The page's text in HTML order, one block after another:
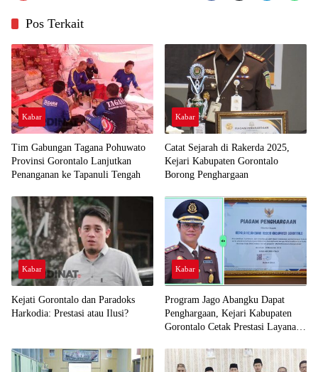
Pos Terkait
Kabar
Tim Gabungan Tagana Pohuwato
Provinsi Gorontalo Lanjutkan
Penanganan ke Tapanuli Tengah
Kabar
Catat Sejarah di Rakerda 2025,
Kejari Kabupaten Gorontalo
Borong Penghargaan
Kabar
Kejati Gorontalo dan Paradoks
Harkodia: Prestasi atau Ilusi?
Kabar
Program Jago Abangku Dapat
Penghargaan, Kejari Kabupaten
Gorontalo Cetak Prestasi Layanan